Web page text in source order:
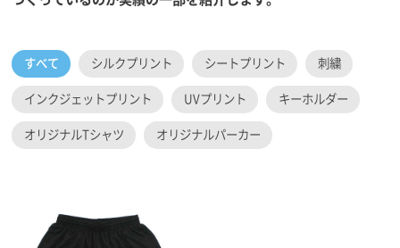
すべて シルクプリント シートプリント 刺繍
インクジェットプリント UVプリント キーホルダー
オリジナルTシャツ オリジナルパーカー